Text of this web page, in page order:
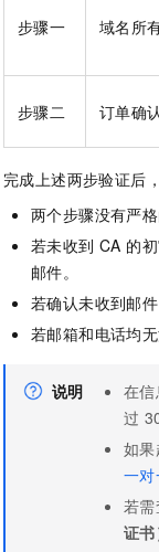
步骤一 域名所
步骤二 订单确认
完成上述两步验证后
两个步骤没有严
若未收到 CA 的
邮件。
若确认未收到邮件
若邮箱和电话均
说明 在
过
如果
一
若
证书